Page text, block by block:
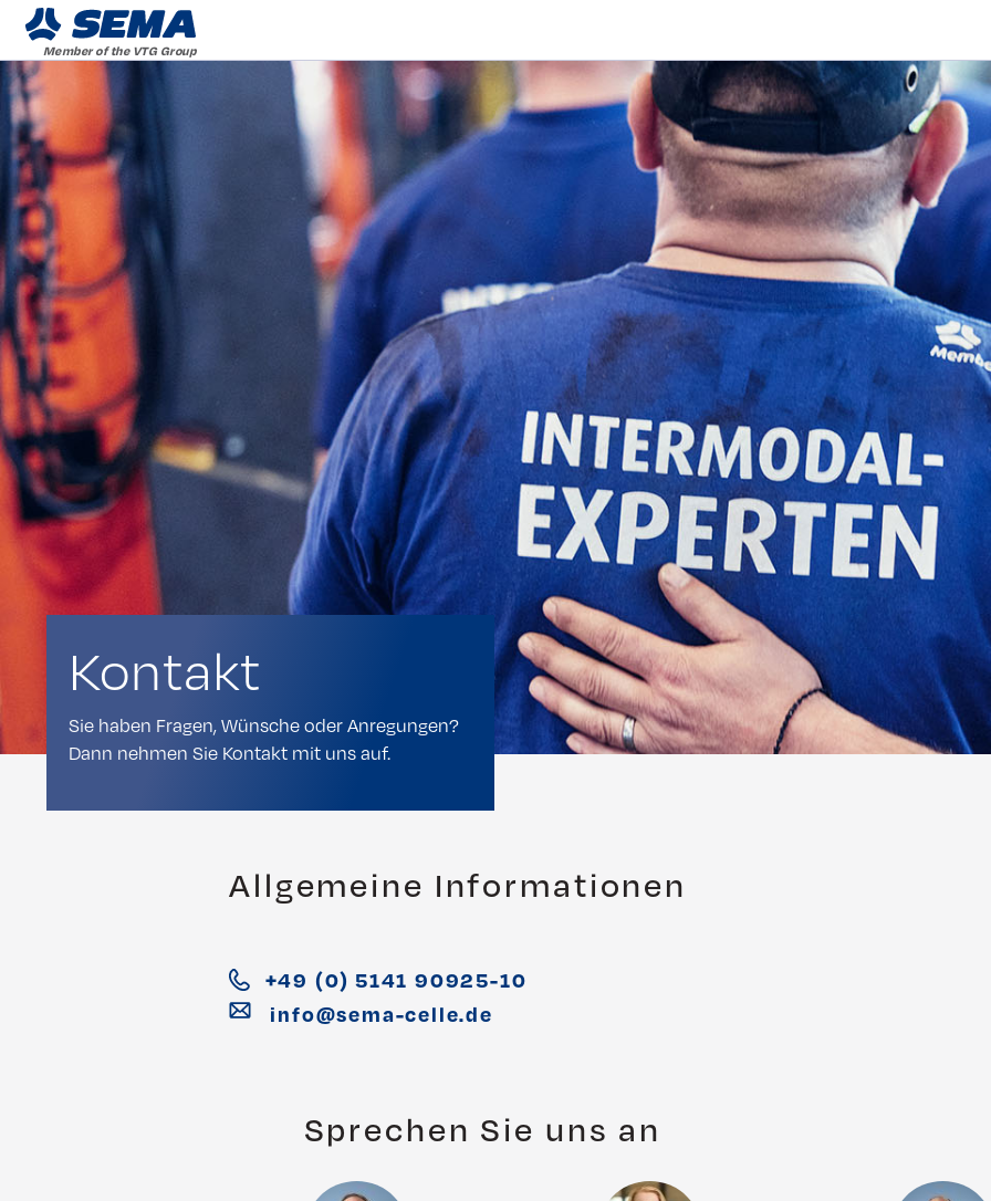
Kontakt
Sie haben Fragen, Wünsche oder Anregungen?
Dann nehmen Sie Kontakt mit uns auf.
Allgemeine Informationen
+49 (0) 5141 90925-10
info@sema-celle.de
Sprechen Sie uns an